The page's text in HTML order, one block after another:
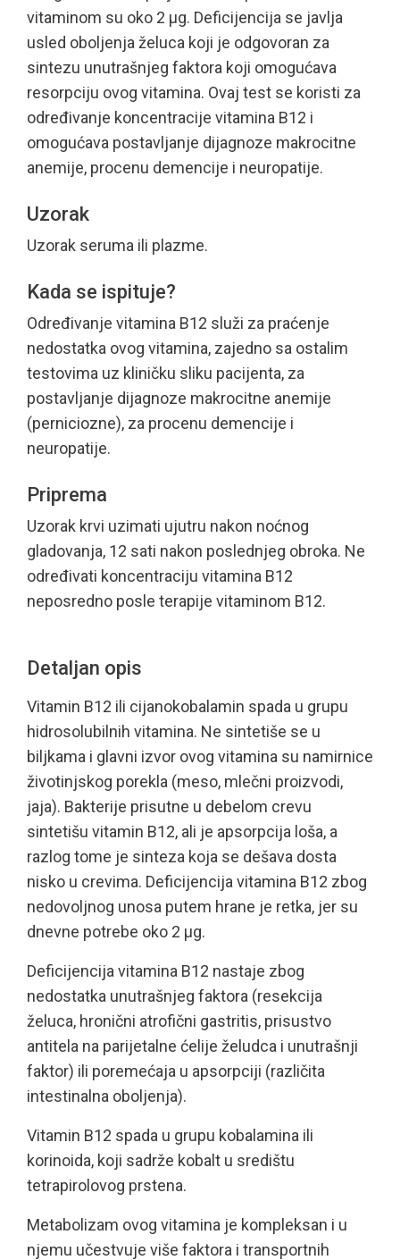
vitaminom su oko 2 µg. Deficijencija se javlja
usled oboljenja želuca koji je odgovoran za
sintezu unutrašnjeg faktora koji omogućava
resorpciju ovog vitamina. Ovaj test se koristi za
određivanje koncentracije vitamina B12 i
omogućava postavljanje dijagnoze makrocitne
anemije, procenu demencije i neuropatije.
Uzorak
Uzorak seruma ili plazme.
Kada se ispituje?
Određivanje vitamina B12 služi za praćenje
nedostatka ovog vitamina, zajedno sa ostalim
testovima uz kliničku sliku pacijenta, za
postavljanje dijagnoze makrocitne anemije
(perniciozne), za procenu demencije i
neuropatije.
Priprema
Uzorak krvi uzimati ujutru nakon noćnog
gladovanja, 12 sati nakon poslednjeg obroka. Ne
određivati koncentraciju vitamina B12
neposredno posle terapije vitaminom B12.
Detaljan opis
Vitamin B12 ili cijanokobalamin spada u grupu
hidrosolubilnih vitamina. Ne sintetiše se u
biljkama i glavni izvor ovog vitamina su namirnice
životinjskog porekla (meso, mlečni proizvodi,
jaja). Bakterije prisutne u debelom crevu
sintetišu vitamin B12, ali je apsorpcija loša, a
razlog tome je sinteza koja se dešava dosta
nisko u crevima. Deficijencija vitamina B12 zbog
nedovoljnog unosa putem hrane je retka, jer su
dnevne potrebe oko 2 µg.
Deficijencija vitamina B12 nastaje zbog
nedostatka unutrašnjeg faktora (resekcija
želuca, hronični atrofični gastritis, prisustvo
antitela na parijetalne ćelije želudca i unutrašnji
faktor) ili poremećaja u apsorpciji (različita
intestinalna oboljenja).
Vitamin B12 spada u grupu kobalamina ili
korinoida, koji sadrže kobalt u središtu
tetrapirolovog prstena.
Metabolizam ovog vitamina je kompleksan i u
njemu učestvuje više faktora i transportnih